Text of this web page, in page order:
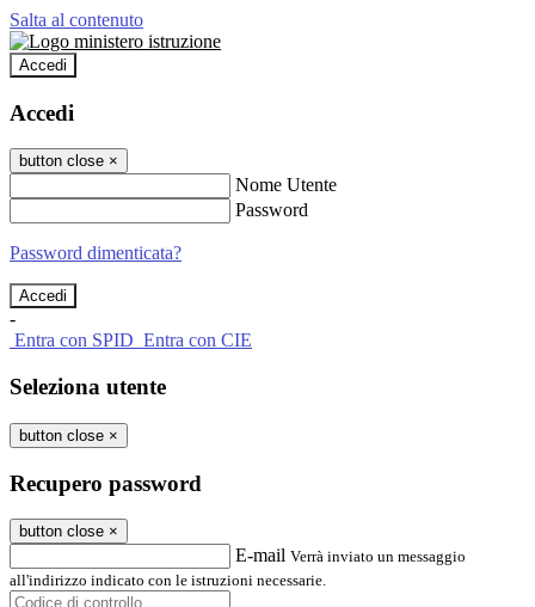
Salta al contenuto
Accedi
Accedi
button close ×
Nome Utente
Password
Password dimenticata?
-
Entra con SPID Entra con CIE
Seleziona utente
button close ×
Recupero password
button close ×
E-mail Verrà inviato un messaggio
all'indirizzo indicato con le istruzioni necessarie.